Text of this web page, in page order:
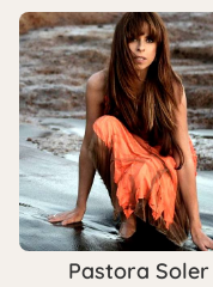
Pastora Soler